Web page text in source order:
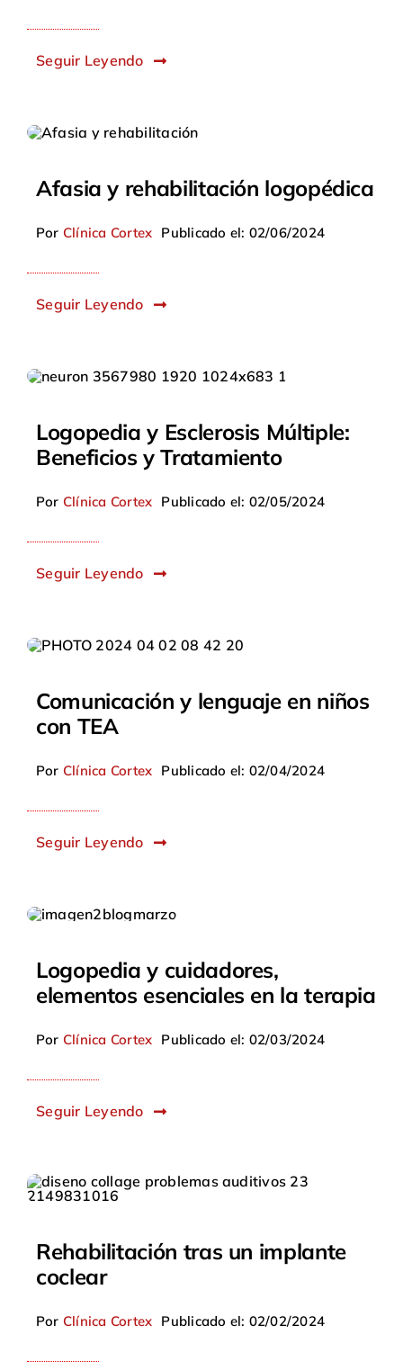
Seguir Leyendo
Afasia y rehabilitación logopédica
Por Clínica Cortex Publicado el: 02/06/2024
Seguir Leyendo
Logopedia y Esclerosis Múltiple:
Beneficios y Tratamiento
Por Clínica Cortex Publicado el: 02/05/2024
Seguir Leyendo
Comunicación y lenguaje en niños
con TEA
Por Clínica Cortex Publicado el: 02/04/2024
Seguir Leyendo
Logopedia y cuidadores,
elementos esenciales en la terapia
Por Clínica Cortex Publicado el: 02/03/2024
Seguir Leyendo
Rehabilitación tras un implante
coclear
Por Clínica Cortex Publicado el: 02/02/2024